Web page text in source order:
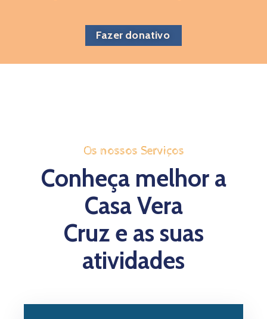
Fazer donativo
Os nossos Serviços
Conheça melhor a
Casa Vera
Cruz e as suas
atividades